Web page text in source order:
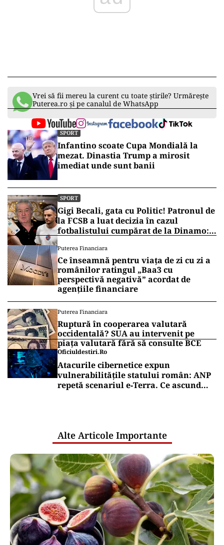
Vrei să fii mereu la curent cu toate știrile? Urmărește
Puterea.ro și pe canalul de WhatsApp
SPORT
Infantino scoate Cupa Mondială la
mezat. Dinastia Trump a mirosit
imediat unde sunt banii
SPORT
Gigi Becali, gata cu Politic! Patronul de
la FCSB a luat decizia în cazul
fotbalistului cumpărat de la Dinamo:
Puterea Financiara
Ce înseamnă pentru viața de zi cu zi a
românilor ratingul „Baa3 cu
perspectivă negativă” acordat de
agențiile financiare
Puterea Financiara
Ruptură în cooperarea valutară
occidentală? SUA au intervenit pe
piața valutară fără să consulte BCE
Oficiuldestiri.ro
Atacurile cibernetice expun
vulnerabilitățile statului român: ANP
repetă scenariul e‑Terra. Ce ascund
Alte Articole Importante